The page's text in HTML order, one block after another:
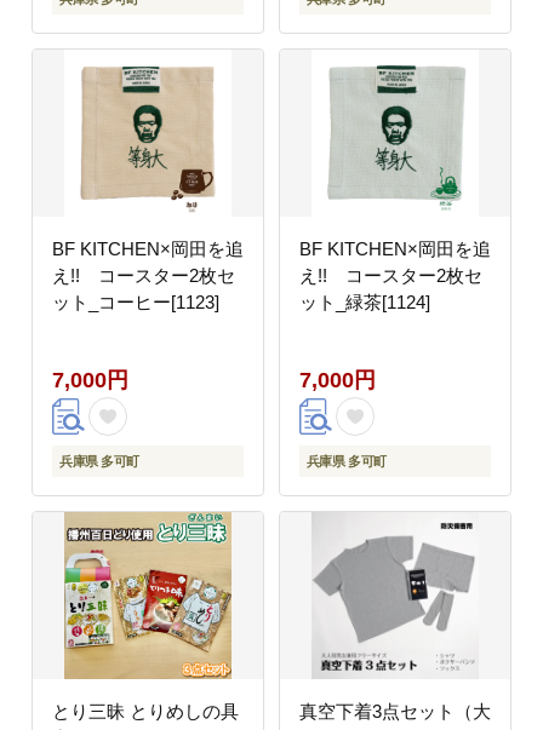
BF KITCHEN×岡田を追
え!! コースター2枚セ
ット_コーヒー[1123]
7,000円
兵庫県 多可町
BF KITCHEN×岡田を追
え!! コースター2枚セ
ット_緑茶[1124]
7,000円
兵庫県 多可町
とり三昧 とりめしの具
真空下着3点セット（大